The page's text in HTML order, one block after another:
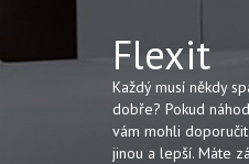
Flexit
Každý musí někdy
dobře? Pokud
vám mohli
jinou a lepší. Máte